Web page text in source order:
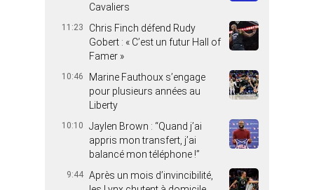
Cavaliers
11:23
Chris Finch défend Rudy
Gobert : « C’est un futur Hall of
Famer »
10:46
Marine Fauthoux s’engage
pour plusieurs années au
Liberty
10:10
Jaylen Brown : “Quand j’ai
appris mon transfert, j’ai
balancé mon téléphone !”
9:44 Après un mois d’invincibilité,